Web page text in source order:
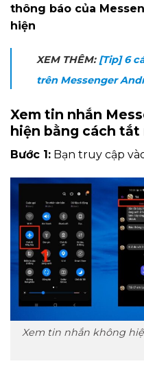
thông báo của
hiện
XEM THÊM: [Tip] 6
trên Messenger
Xem tin nhắn
hiện bằng cách tắt
Bước 1: Bạn truy cập
Xem tin nhắn không